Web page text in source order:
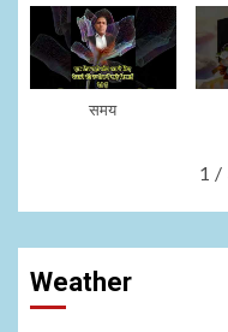
समय
1 /
Weather